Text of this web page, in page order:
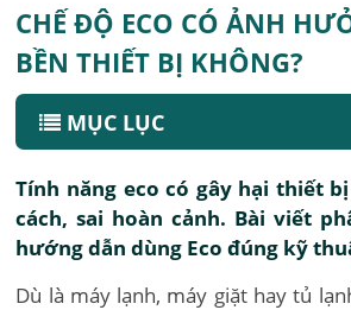
CHẾ ĐỘ ECO CÓ ẢNH
BỀN THIẾT BỊ KHÔNG?
MỤC LỤC
Tính năng eco có gây hại thiết
cách, sai hoàn cảnh. Bài viết
hướng dẫn dùng Eco đúng kỹ
Dù là máy lạnh, máy giặt hay tủ